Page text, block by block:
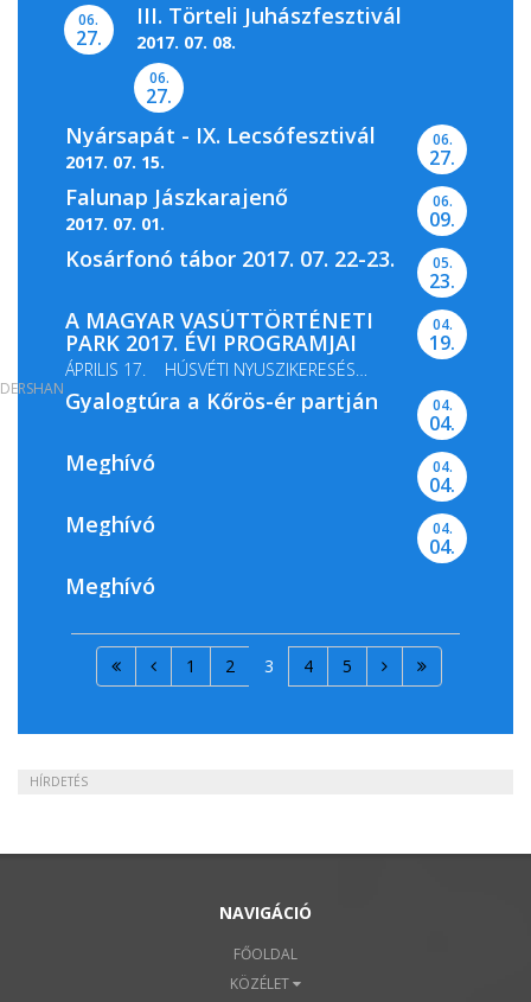
06.
27.
III. Törteli Juhászfesztivál
2017. 07. 08.
06.
27.
Nyársapát - IX. Lecsófesztivál
2017. 07. 15.
06.
27.
Falunap Jászkarajenő
2017. 07. 01.
06.
09.
Kosárfonó tábor 2017. 07. 22-23. 05.
23.
A MAGYAR VASÚTTÖRTÉNETI
PARK 2017. ÉVI PROGRAMJAI
ÁPRILIS 17. HÚSVÉTI NYUSZIKERESÉS
MÁJUS 13-14. GŐZMOZDONY...
04.
19.
Gyalogtúra a Kőrös-ér partján 04.
04.
Meghívó 04.
04.
Meghívó 04.
04.
Meghívó
1 2 3 4 5
HÍRDETÉS
NAVIGÁCIÓ
FŐOLDAL
KÖZÉLET
DERSHAN